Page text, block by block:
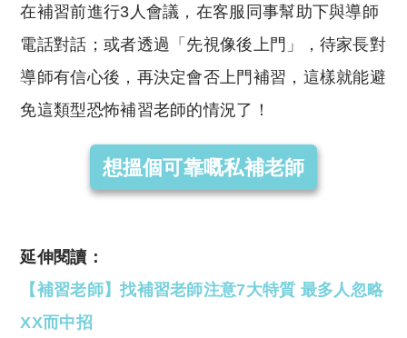
在補習前進行3人會議，在客服同事幫助下與導師
電話對話；或者透過「先視像後上門」，待家長對
導師有信心後，再決定會否上門補習，這樣就能避
免這類型恐怖補習老師的情況了！
想搵個可靠嘅私補老師
延伸閱讀：
【補習老師】找補習老師注意7大特質 最多人忽略
XX而中招